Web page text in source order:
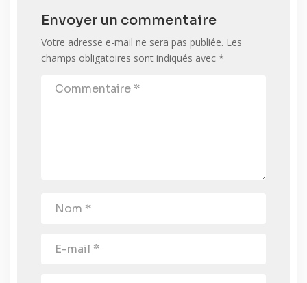
Envoyer un commentaire
Votre adresse e-mail ne sera pas publiée. Les
champs obligatoires sont indiqués avec *